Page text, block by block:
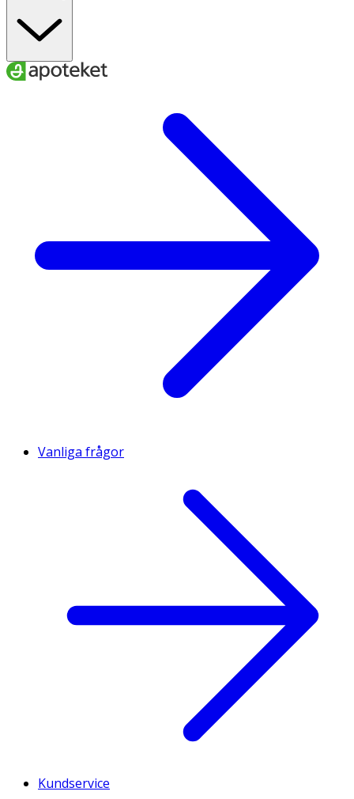
Vanliga frågor
Kundservice